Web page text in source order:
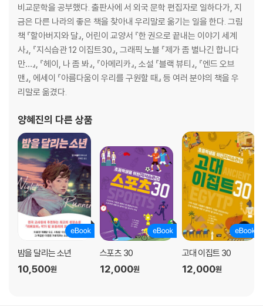
비교문학을 공부했다. 출판사에 서 외국 문학 편집자로 일하다가, 지
금은 다른 나라의 좋은 책을 찾아내 우리말로 옮기는 일을 한다. 그림
책 『할아버지와 달』, 어린이 교양서 『한 권으로 끝내는 이야기 세계
사』, 『지식습관 12 이집트30』, 그래픽 노블 『제가 좀 별나긴 합니다
만…』, 『헤이, 나 좀 봐』, 『아메리카』, 소설 『블랙 뷰티』, 『엔드 오브
맨』, 에세이 『아름다움이 우리를 구원할 때』 등 여러 분야의 책을 우
리말로 옮겼다.
양혜진의 다른 상품
밤을 달리는 소년
10,500원
스포츠 30
12,000원
고대 이집트 30
12,000원